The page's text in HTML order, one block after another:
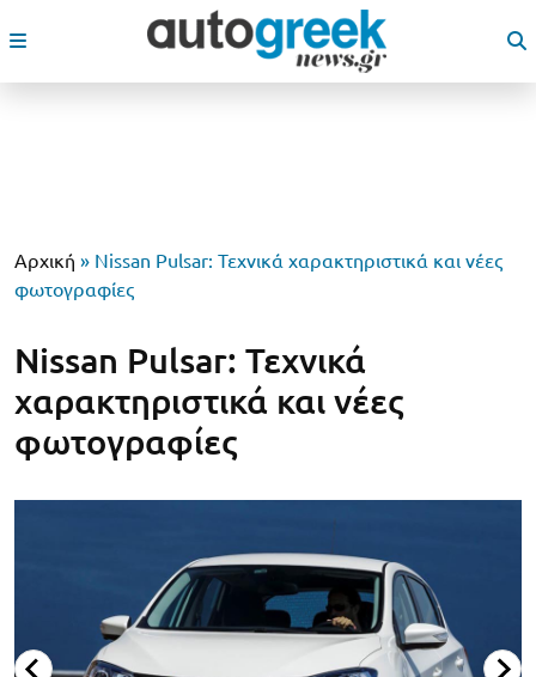
Αρχική » Nissan Pulsar: Τεχνικά χαρακτηριστικά και νέες
φωτογραφίες
Nissan Pulsar: Τεχνικά
χαρακτηριστικά και νέες
φωτογραφίες